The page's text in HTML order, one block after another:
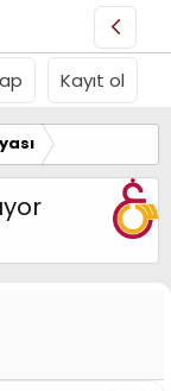
Kayıt ol